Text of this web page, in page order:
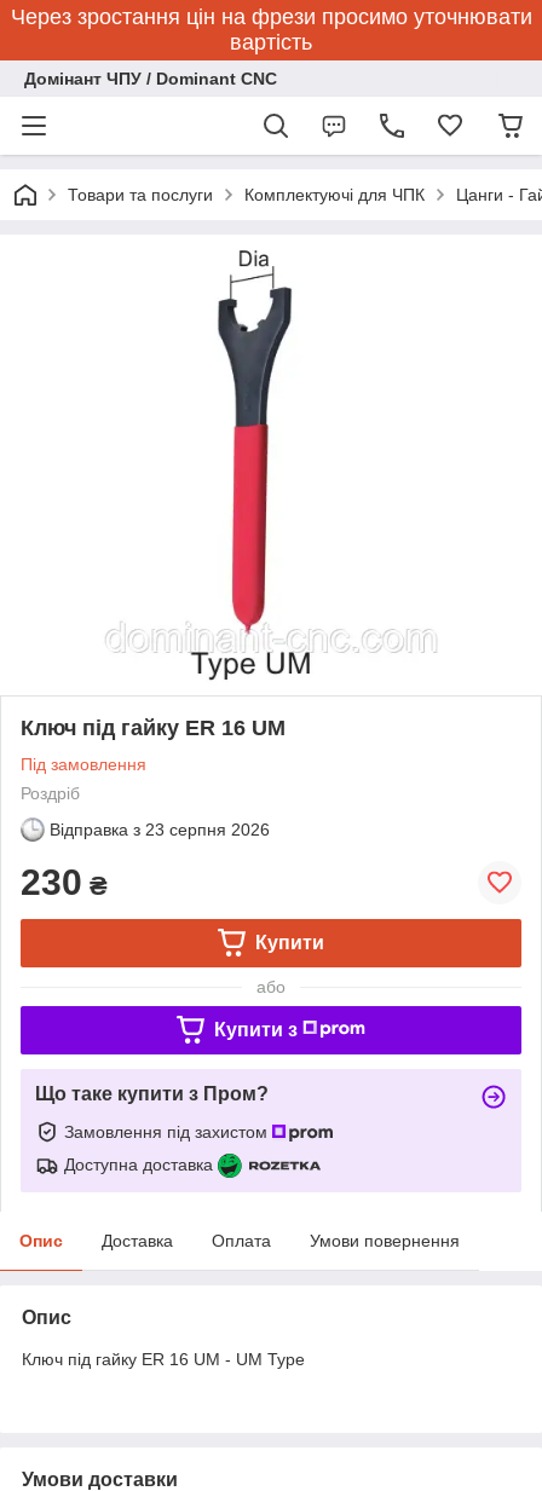
Через зростання цін на фрези просимо уточнювати
вартість
Домінант ЧПУ / Dominant CNC
Товари та послуги Комплектуючі для ЧПК Цанги -
Ключ під гайку ER 16 UM
Під замовлення
Роздріб
Відправка з 23 серпня 2026
230 ₴
Купити
або
Купити з
Що таке купити з Пром?
Замовлення під захистом
Доступна доставка
Опис Доставка Оплата Умови повернення
Опис
Ключ під гайку ER 16 UM - UM Type
Умови доставки